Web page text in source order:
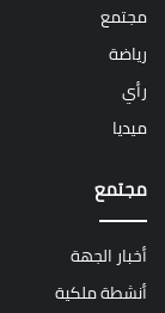
مجتمع
رياضة
رأي
ميديا
مجتمع
أخبار الجهة
أنشطة ملكية